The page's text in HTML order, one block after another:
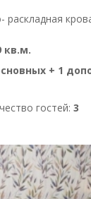
кв.м.
+ 1
гостей: 3